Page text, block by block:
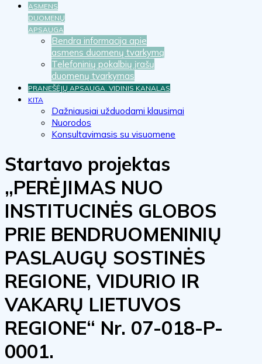
ASMENS
DUOMENŲ
APSAUGA
Bendra informacija apie
asmens duomenų tvarkymą
Telefoninių pokalbių įrašų
duomenų tvarkymas
PRANEŠĖJŲ APSAUGA. VIDINIS KANALAS
KITA
Dažniausiai užduodami klausimai
Nuorodos
Konsultavimasis su visuomene
Startavo projektas
„PERĖJIMAS NUO
INSTITUCINĖS GLOBOS
PRIE BENDRUOMENINIŲ
PASLAUGŲ SOSTINĖS
REGIONE, VIDURIO IR
VAKARŲ LIETUVOS
REGIONE“ Nr. 07-018-P-
0001.